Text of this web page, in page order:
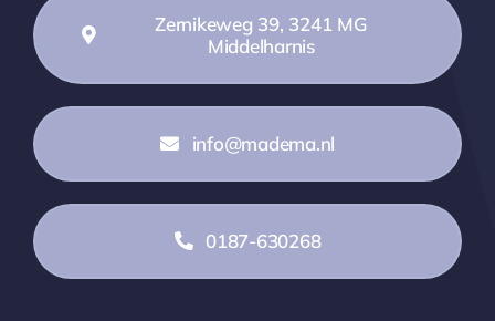
Zernikeweg 39, 3241 MG
Middelharnis
info@madema.nl
0187-630268